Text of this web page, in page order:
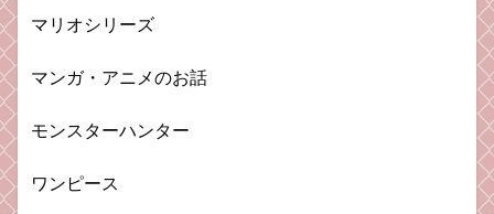
マリオシリーズ
マンガ・アニメのお話
モンスターハンター
ワンピース